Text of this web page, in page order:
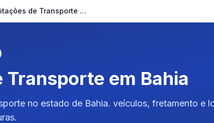
Licitações de Transporte em Bahia
Transporte em Bahia
no estado de Bahia. veículos, fretamento e